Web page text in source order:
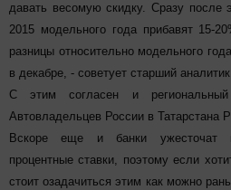
давать весомую скидку. Сразу после
2015 модельного года прибавят 15-
разницы относительно модельного
в декабре, - советует старший
С этим согласен и региональный
Автовладельцев России в Татарстана
Вскоре еще и банки ужесточат
процентные ставки, поэтому если
стоит озадачиться этим как можно